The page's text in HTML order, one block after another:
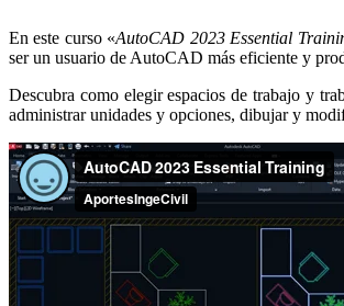
En este curso «AutoCAD 2023 Essential
ser un usuario de AutoCAD más eficiente y
Descubra como elegir espacios de trabajo y
administrar unidades y opciones, dibujar y